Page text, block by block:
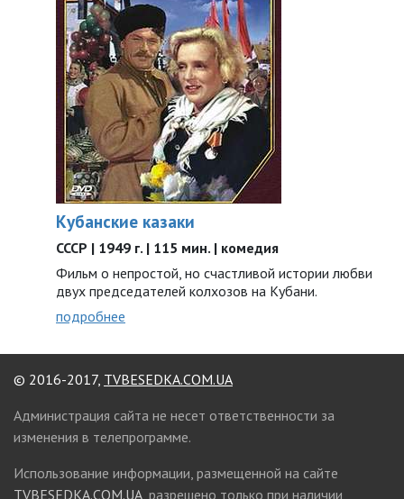
Кубанские казаки
СССР | 1949 г. | 115 мин. | комедия
Фильм о непростой, но счастливой истории любви
двух председателей колхозов на Кубани.
подробнее
© 2016-2017, TVBESEDKA.COM.UA
Администрация сайта не несет ответственности за
изменения в телепрограмме.
Использование информации, размещенной на сайте
TVBESEDKA.COM.UA , разрешено только при наличии